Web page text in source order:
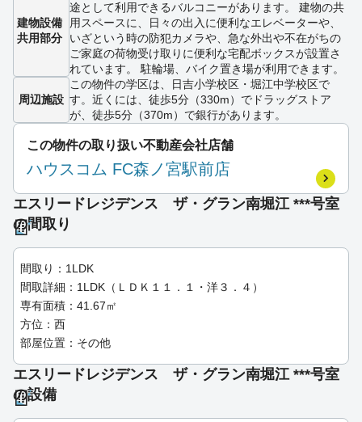
建物設備
共用部分
途として利用できるバルコニーがあります。 建物の共
用スペースに、日々の出入に便利なエレベーターや、
いざという時の防犯カメラや、急な外出や不在がちの
ご家庭の荷物受け取りに便利な宅配ボックスが設置さ
れています。 駐輪場、バイク置き場が利用できます。
周辺施設
この物件の学区は、日吉小学校区・堀江中学校区で
す。近くには、徒歩5分（330m）でドラッグストア
が、徒歩5分（370m）で銀行があります。
この物件の取り扱い不動産会社店舗
ハウスコム FC森ノ宮駅前店
エスリードレジデンス ザ・グラン南堀江 ***号室
の間取り
間取り：1LDK
間取詳細：1LDK（ＬＤＫ１１．１・洋３．４）
専有面積：41.67㎡
方位：西
部屋位置：その他
エスリードレジデンス ザ・グラン南堀江 ***号室
の設備